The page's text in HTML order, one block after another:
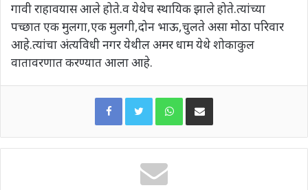
गावी राहावयास आले होते.व येथेच स्थायिक झाले होते.त्यांच्या
पच्छात एक मुलगा,एक मुलगी,दोन भाऊ,चुलते असा मोठा परिवार
आहे.त्यांचा अंत्यविधी नगर येथील अमर धाम येथे शोकाकुल
वातावरणात करण्यात आला आहे.
WhatsAppShare via Email